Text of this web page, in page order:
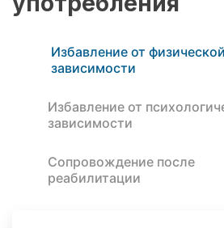
Избавление от физической
зависимости
Избавление от
зависимости
Сопровождение после
реабилитации